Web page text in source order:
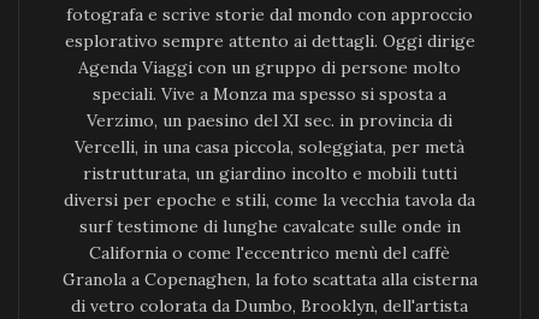
fotografa e scrive storie dal mondo con approccio
esplorativo sempre attento ai dettagli. Oggi dirige
Agenda Viaggi con un gruppo di persone molto
speciali. Vive a Monza ma spesso si sposta a
Verzimo, un paesino del XI sec. in provincia di
Vercelli, in una casa piccola, soleggiata, per metà
ristrutturata, un giardino incolto e mobili tutti
diversi per epoche e stili, come la vecchia tavola da
surf testimone di lunghe cavalcate sulle onde in
California o come l'eccentrico menù del caffè
Granola a Copenaghen, la foto scattata alla cisterna
di vetro colorata da Dumbo, Brooklyn, dell'artista